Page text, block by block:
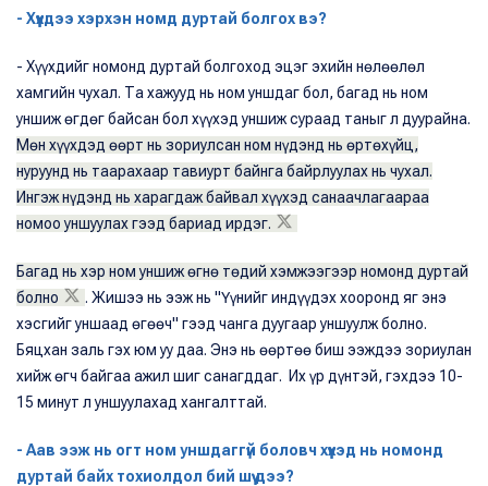
- Хүүхдээ хэрхэн номд дуртай болгох вэ?
- Хүүхдийг номонд дуртай болгоход эцэг эхийн нөлөөлөл
хамгийн чухал. Та хажууд нь ном уншдаг бол, багад нь ном
уншиж өгдөг байсан бол хүүхэд уншиж сураад таныг л дуурайна.
Мөн хүүхдэд өөрт нь зориулсан ном нүдэнд нь өртөхүйц,
нуруунд нь таарахаар тавиурт байнга байрлуулах нь чухал.
Ингэж нүдэнд нь харагдаж байвал хүүхэд санаачлагаараа
номоо уншуулах гээд бариад ирдэг.
Багад нь хэр ном уншиж өгнө төдий хэмжээгээр номонд дуртай
болно
. Жишээ нь ээж нь "Үүнийг индүүдэх хооронд яг энэ
хэсгийг уншаад өгөөч" гээд чанга дуугаар уншуулж болно.
Бяцхан заль гэх юм уу даа. Энэ нь өөртөө биш ээждээ зориулан
хийж өгч байгаа ажил шиг санагддаг. Их үр дүнтэй, гэхдээ 10-
15 минут л уншуулахад хангалттай.
- Аав ээж нь огт ном уншдаггүй боловч хүүхэд нь номонд
дуртай байх тохиолдол бий шүү дээ?